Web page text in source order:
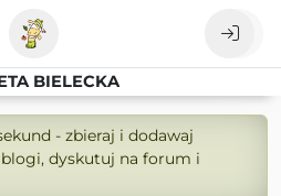
BIELECKA
- zbieraj i dodawaj
blogi, dyskutuj na forum i